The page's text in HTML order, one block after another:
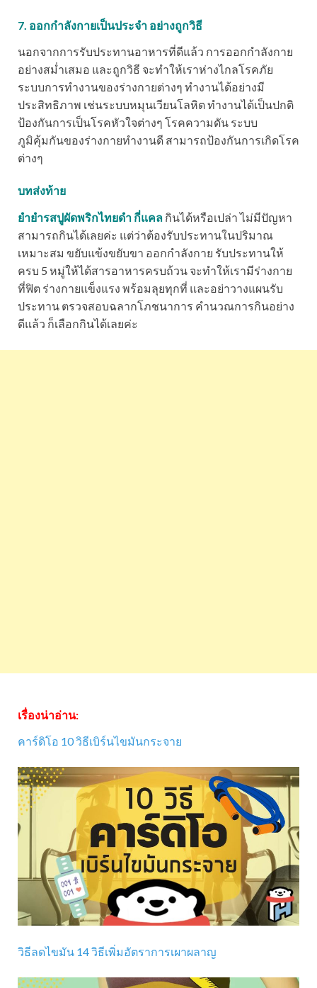
7. ออกกำลังกายเป็นประจำ อย่างถูกวิธี
นอกจากการรับประทานอาหารที่ดีแล้ว การออกกำลังกาย
อย่างสม่ำเสมอ และถูกวิธี จะทำให้เราห่างไกลโรคภัย
ระบบการทำงานของร่างกายต่างๆ ทำงานได้อย่างมี
ประสิทธิภาพ เช่นระบบหมุนเวียนโลหิต ทำงานได้เป็นปกติ
ป้องกันการเป็นโรคหัวใจต่างๆ โรคความดัน ระบบ
ภูมิคุ้มกันของร่างกายทำงานดี สามารถป้องกันการเกิดโรค
ต่างๆ
บทส่งท้าย
ยำยำรสปูผัดพริกไทยดำ กี่แคล กินได้หรือเปล่า ไม่มีปัญหา
สามารถกินได้เลยค่ะ แต่ว่าต้องรับประทานในปริมาณ
เหมาะสม ขยับแข้งขยับขา ออกกำลังกาย รับประทานให้
ครบ 5 หมู่ให้ได้สารอาหารครบถ้วน จะทำให้เรามีร่างกาย
ที่ฟิต ร่างกายแข็งแรง พร้อมลุยทุกที่ และอย่าวางแผนรับ
ประทาน ตรวจสอบฉลากโภชนาการ คำนวณการกินอย่าง
ดีแล้ว ก็เลือกกินได้เลยค่ะ
เรื่องน่าอ่าน:
คาร์ดิโอ 10 วิธีเบิร์นไขมันกระจาย
วิธีลดไขมัน 14 วิธีเพิ่มอัตราการเผาผลาญ